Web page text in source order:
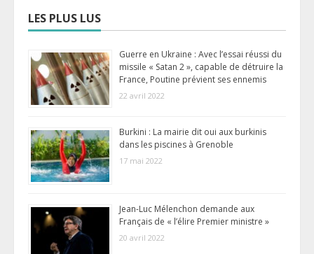
LES PLUS LUS
Guerre en Ukraine : Avec l’essai réussi du
missile « Satan 2 », capable de détruire la
France, Poutine prévient ses ennemis
22 avril 2022
Burkini : La mairie dit oui aux burkinis
dans les piscines à Grenoble
17 mai 2022
Jean-Luc Mélenchon demande aux
Français de « l’élire Premier ministre »
20 avril 2022